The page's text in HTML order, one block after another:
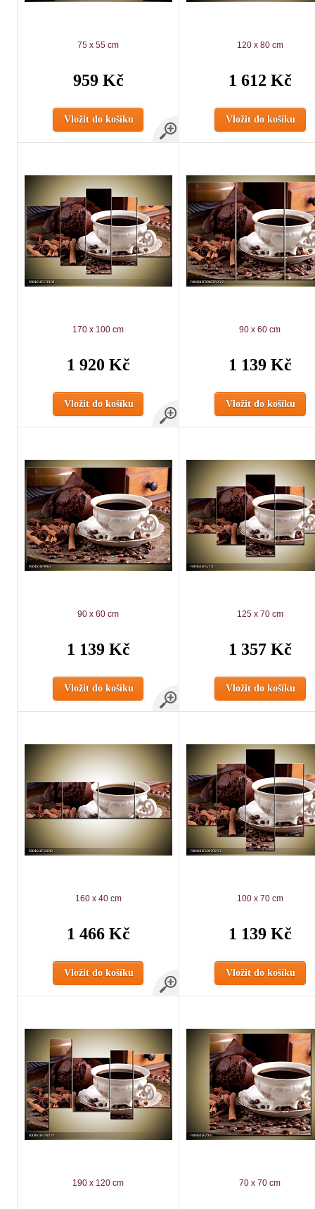
75 x 55 cm
959 Kč
Vložit do košíku
120 x 80 cm
1 612 Kč
Vložit do košíku
170 x 100 cm
1 920 Kč
Vložit do košíku
90 x 60 cm
1 139 Kč
Vložit do košíku
90 x 60 cm
1 139 Kč
Vložit do košíku
125 x 70 cm
1 357 Kč
Vložit do košíku
160 x 40 cm
1 466 Kč
Vložit do košíku
100 x 70 cm
1 139 Kč
Vložit do košíku
190 x 120 cm 70 x 70 cm